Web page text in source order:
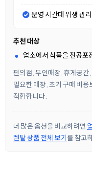
운영 시간대 위생 관
추천 대상
업소에서 식품을 진공포
편의점, 무인매장, 휴게공간
필요한 매장, 초기 구매 비
적합합니다.
더 많은 옵션을 비교하려면
렌탈 상품 전체 보기를 참고